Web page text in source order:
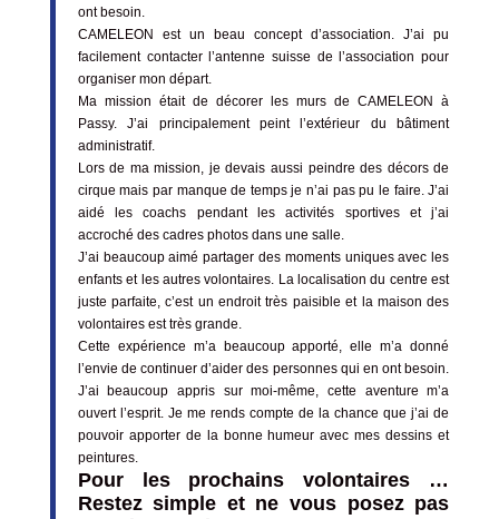
ont besoin.
CAMELEON est un beau concept d’association. J’ai pu
facilement contacter l’antenne suisse de l’association pour
organiser mon départ.
Ma mission était de décorer les murs de CAMELEON à
Passy. J’ai principalement peint l’extérieur du bâtiment
administratif.
Lors de ma mission, je devais aussi peindre des décors de
cirque mais par manque de temps je n’ai pas pu le faire. J’ai
aidé les coachs pendant les activités sportives et j’ai
accroché des cadres photos dans une salle.
J’ai beaucoup aimé partager des moments uniques avec les
enfants et les autres volontaires. La localisation du centre est
juste parfaite, c’est un endroit très paisible et la maison des
volontaires est très grande.
Cette expérience m’a beaucoup apporté, elle m’a donné
l’envie de continuer d’aider des personnes qui en ont besoin.
J’ai beaucoup appris sur moi-même, cette aventure m’a
ouvert l’esprit. Je me rends compte de la chance que j’ai de
pouvoir apporter de la bonne humeur avec mes dessins et
peintures.
Pour les prochains volontaires …
Restez simple et ne vous posez pas